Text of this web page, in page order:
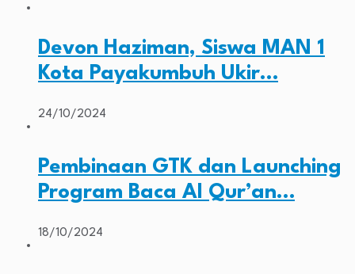
Devon Haziman, Siswa MAN 1
Kota Payakumbuh Ukir…
24/10/2024
Pembinaan GTK dan Launching
Program Baca Al Qur’an…
18/10/2024